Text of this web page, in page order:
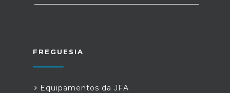
FREGUESIA
Equipamentos da JFA